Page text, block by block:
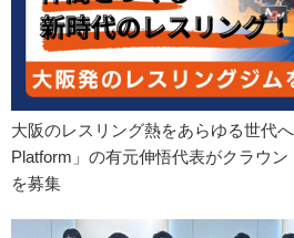
大阪のレスリング熱をあらゆる世代
Platform」の有元伸悟代表がクラウ
を募集